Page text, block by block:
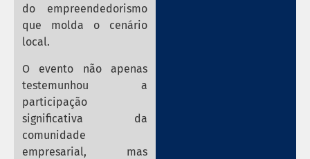
do empreendedorismo
que molda o cenário
local.
O evento não apenas
testemunhou a
participação
significativa da
comunidade
empresarial, mas